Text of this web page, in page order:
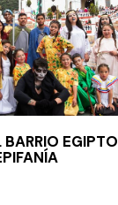
BARRIO